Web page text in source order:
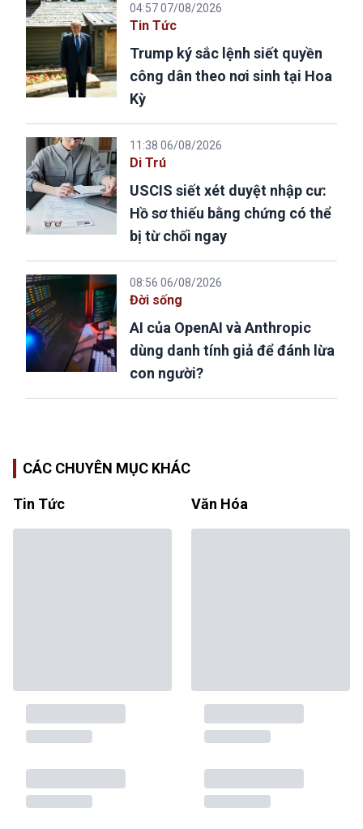
04:57 07/08/2026
Tin Tức
Trump ký sắc lệnh siết quyền
công dân theo nơi sinh tại Hoa
Kỳ
11:38 06/08/2026
Di Trú
USCIS siết xét duyệt nhập cư:
Hồ sơ thiếu bằng chứng có thể
bị từ chối ngay
08:56 06/08/2026
Đời sống
AI của OpenAI và Anthropic
dùng danh tính giả để đánh lừa
con người?
CÁC CHUYÊN MỤC KHÁC
Tin Tức Văn Hóa